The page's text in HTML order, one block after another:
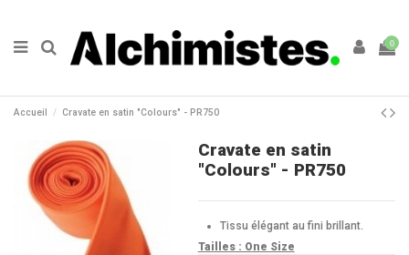
0
Accueil Cravate en satin "Colours" - PR750
Cravate en satin
"Colours" - PR750
Tissu élégant au fini brillant.
Tailles : One Size